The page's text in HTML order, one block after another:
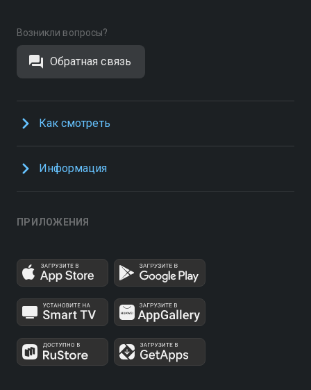
Возникли вопросы?
Обратная связь
Как смотреть
Информация
ПРИЛОЖЕНИЯ